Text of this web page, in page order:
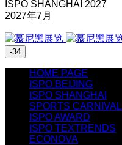
ISPO SHANGHAI 2027
2027年7月
-34
HOME PAGE
ISPO BEIJING
ISPO SHANGHAI
SPORTS CARNIVAL
ISPO AWARD
ISPO TEXTRENDS
ECONOVA